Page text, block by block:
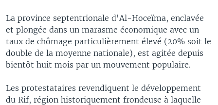
La province septentrionale d'Al-Hoceïma, enclavée
et plongée dans un marasme économique avec un
taux de chômage particulièrement élevé (20% soit le
double de la moyenne nationale), est agitée depuis
bientôt huit mois par un mouvement populaire.
Les protestataires revendiquent le développement
du Rif, région historiquement frondeuse à laquelle